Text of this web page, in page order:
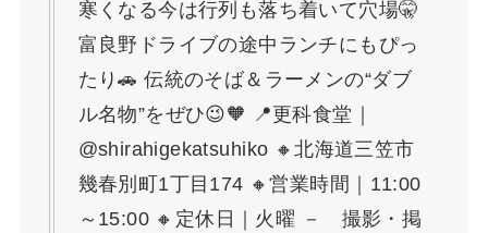
寒くなる今は行列も落ち着いて穴場🤫
富良野ドライブの途中ランチにもぴっ
たり🚗 伝統のそば＆ラーメンの“ダブ
ル名物”をぜひ😉🧡 📍更科食堂｜
@shirahigekatsuhiko 🔸北海道三笠市
幾春別町1丁目174 🔸営業時間｜11:00
～15:00 🔸定休日｜火曜 － 撮影・掲